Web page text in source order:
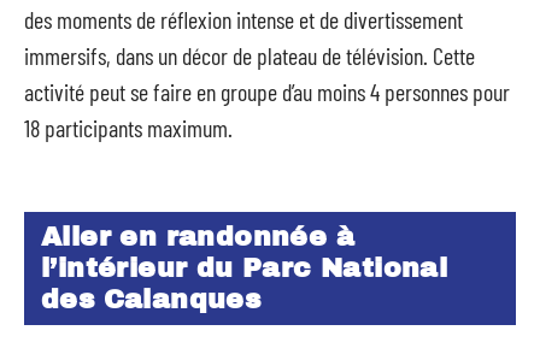
des moments de réflexion intense et de divertissement
immersifs, dans un décor de plateau de télévision. Cette
activité peut se faire en groupe d’au moins 4 personnes pour
18 participants maximum.
Aller en randonnée à
l’intérieur du Parc National
des Calanques